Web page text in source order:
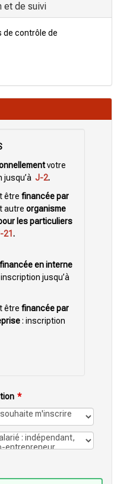
et de suivi
de contrôle de
votre
jusqu’à J-2.
être financée par
autre organisme
les particuliers
21 .
financée en interne
inscription jusqu’à
être financée par
: inscription